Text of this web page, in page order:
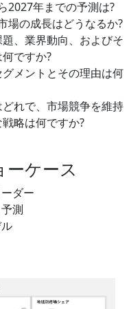
2027年までの予測は?
場の成長はどうなるか?
、業界動向、およびそ
ですか?
メントとその理由は何
れで、市場競争を維持
略は何ですか?
ケース
ダー
測